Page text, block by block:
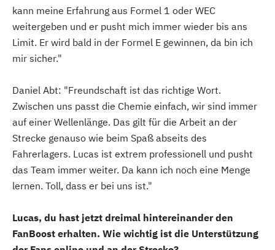
kann meine Erfahrung aus Formel 1 oder WEC
weitergeben und er pusht mich immer wieder bis ans
Limit. Er wird bald in der Formel E gewinnen, da bin ich
mir sicher."
Daniel Abt: "Freundschaft ist das richtige Wort.
Zwischen uns passt die Chemie einfach, wir sind immer
auf einer Wellenlänge. Das gilt für die Arbeit an der
Strecke genauso wie beim Spaß abseits des
Fahrerlagers. Lucas ist extrem professionell und pusht
das Team immer weiter. Da kann ich noch eine Menge
lernen. Toll, dass er bei uns ist."
Lucas, du hast jetzt dreimal hintereinander den
FanBoost erhalten. Wie wichtig ist die Unterstützung